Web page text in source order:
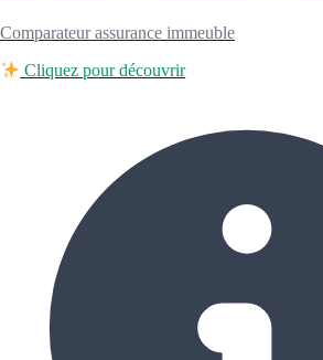
Comparateur assurance immeuble
Cliquez pour découvrir